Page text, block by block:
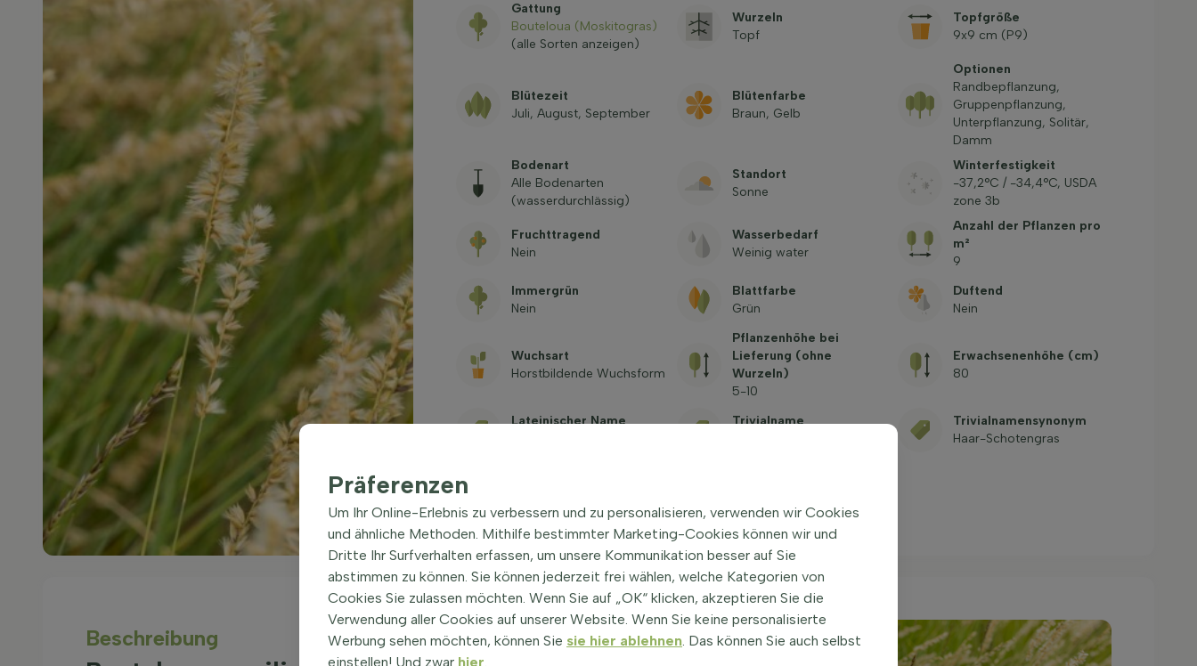
Gattung
Bouteloua (Moskitogras)
(alle Sorten anzeigen)
Wurzeln
Topf
Topfgröße
9x9 cm (P9)
Blütezeit
Juli, August, September
Blütenfarbe
Braun, Gelb
Optionen
Randbepflanzung,
Gruppenpflanzung,
Unterpflanzung, Solitär,
Damm
Bodenart
Alle Bodenarten
(wasserdurchlässig)
Standort
Sonne
Winterfestigkeit
-37,2°C / -34,4°C, USDA
zone 3b
Fruchttragend
Nein
Wasserbedarf
Weinig water
Anzahl der Pflanzen pro
m²
9
Immergrün
Nein
Blattfarbe
Grün
Duftend
Nein
Wuchsart
Horstbildende Wuchsform
Pflanzenhöhe bei
Lieferung (ohne
Wurzeln)
5-10
Erwachsenenhöhe (cm)
80
Lateinischer Name
Trivialname
Trivialnamensynonym
Haar-Schotengras
Beschreibung
Präferenzen
Um Ihr Online-Erlebnis zu verbessern und zu personalisieren, verwenden wir Cookies
und ähnliche Methoden. Mithilfe bestimmter Marketing-Cookies können wir und
Dritte Ihr Surfverhalten erfassen, um unsere Kommunikation besser auf Sie
abstimmen zu können. Sie können jederzeit frei wählen, welche Kategorien von
Cookies Sie zulassen möchten. Wenn Sie auf „OK“ klicken, akzeptieren Sie die
Verwendung aller Cookies auf unserer Website. Wenn Sie keine personalisierte
Werbung sehen möchten, können Sie sie hier ablehnen. Das können Sie auch selbst
einstellen! Und zwar hier.